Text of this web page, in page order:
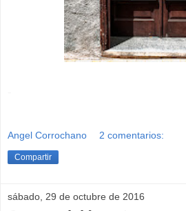
Angel Corrochano 2 comentarios:
Compartir
sábado, 29 de octubre de 2016